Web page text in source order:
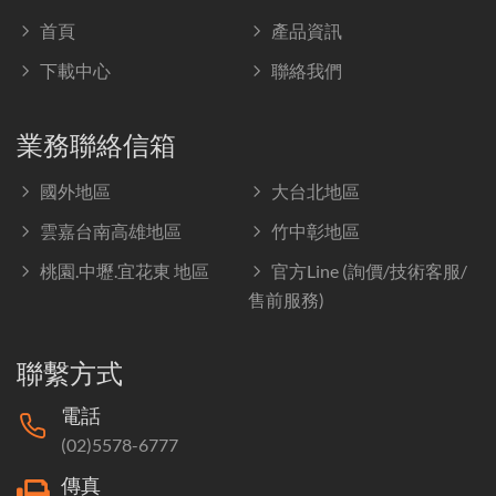
首頁
產品資訊
下載中心
聯絡我們
業務聯絡信箱
國外地區
大台北地區
雲嘉台南高雄地區
竹中彰地區
桃園.中壢.宜花東 地區
官方Line (詢價/技術客服/
售前服務)
聯繫方式
電話
(02)5578-6777
傳真